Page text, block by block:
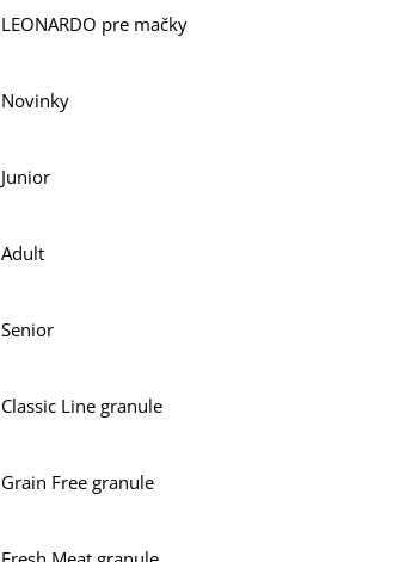
LEONARDO pre mačky
Novinky
Junior
Adult
Senior
Classic Line granule
Grain Free granule